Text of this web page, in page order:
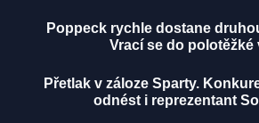
Poppeck rychle dostane
Vrací se do polotěžké
Přetlak v záloze Sparty.
odnést i reprezentant